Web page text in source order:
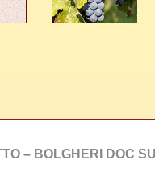
– BOLGHERI DOC